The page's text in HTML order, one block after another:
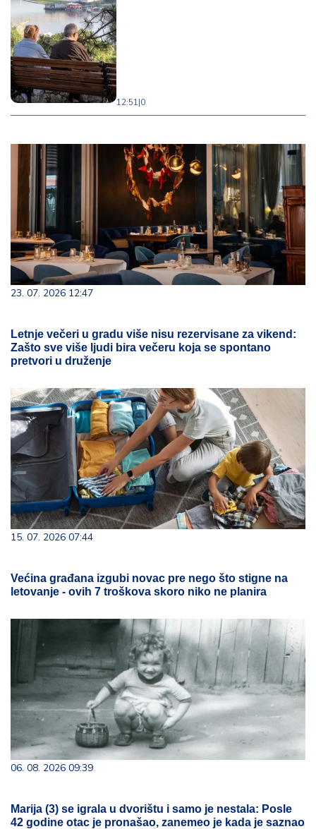
12:51|0
23. 07. 2026 12:47
Letnje večeri u gradu više nisu rezervisane za vikend:
Zašto sve više ljudi bira večeru koja se spontano
pretvori u druženje
15. 07. 2026 07:44
Većina građana izgubi novac pre nego što stigne na
letovanje - ovih 7 troškova skoro niko ne planira
06. 08. 2026 09:39
Marija (3) se igrala u dvorištu i samo je nestala: Posle
42 godine otac je pronašao, zanemeo je kada je saznao